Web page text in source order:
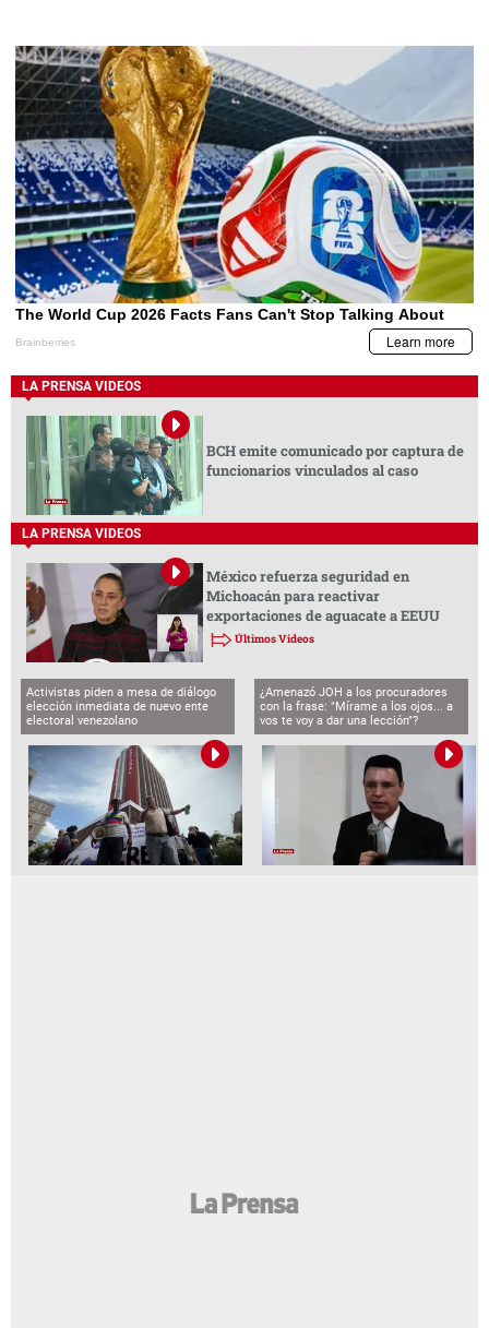
LA PRENSA VIDEOS
BCH emite comunicado por captura de
funcionarios vinculados al caso
LA PRENSA VIDEOS
México refuerza seguridad en
Michoacán para reactivar
exportaciones de aguacate a EEUU
Últimos Videos
Activistas piden a mesa de diálogo
elección inmediata de nuevo ente
electoral venezolano
¿Amenazó JOH a los procuradores
con la frase: "Mírame a los ojos... a
vos te voy a dar una lección"?